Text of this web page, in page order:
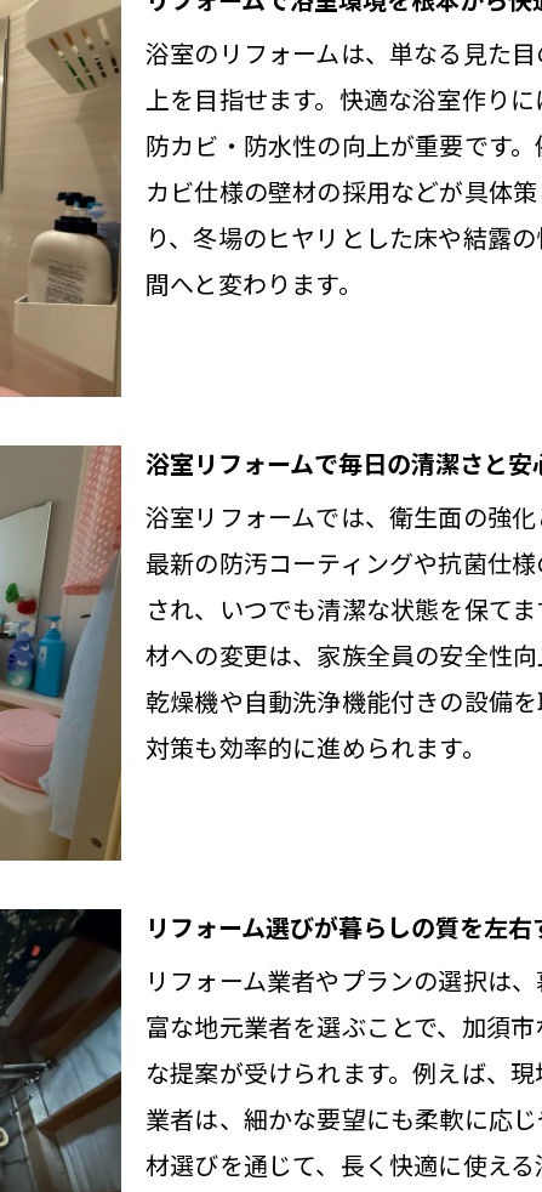
リフォーム需要が高まる加須市の現状と背景
地元で選ばれるリフォーム会社の強みを解説
加須市のリフォーム事例から学ぶ成功の秘訣
リフォームで地域密着サービスを賢く活用
加須市のリフォーム事情と他地域との違い
の浴室を実現するリフォームポイント
理想の浴室へ導くリフォームの重要ポイント
快適な浴室づくりに欠かせないリフォーム手法
リフォーム計画で押さえるべき浴室の機能性
リフォームで叶えるバリアフリー浴室の工夫
省エネも叶う最新リフォーム設備の選び方
リフォームで理想を実現する費用対効果の考え
市でリフォームするなら知っておきたい補助金
リフォーム費用を抑える補助金のポイント解説
加須市のリフォーム補助金制度を徹底調査
補助金活用でリフォーム費用負担を軽減する方法
リフォーム申請で失敗しない補助金手続きの流れ
補助金を利用したリフォームの賢い資金計画
リフォーム補助金の最新情報と今後の動向
さ重視の浴室リフォーム徹底ガイド
リフォームで実現する快適浴室の作り方
浴室の快適性を高めるリフォームアイデア厳選
バリアフリー対応リフォームのポイントを解説
浴室のリフォームは、単なる見た
上を目指せます。快適な浴室作り
防カビ・防水性の向上が重要です
カビ仕様の壁材の採用などが具体
り、冬場のヒヤリとした床や結露
間へと変わります。
浴室リフォームで毎日の清潔さと安
浴室リフォームでは、衛生面の強
最新の防汚コーティングや抗菌仕
され、いつでも清潔な状態を保て
材への変更は、家族全員の安全性
乾燥機や自動洗浄機能付きの設備
対策も効率的に進められます。
リフォーム選びが暮らしの質を左右
リフォーム業者やプランの選択は
富な地元業者を選ぶことで、加須
な提案が受けられます。例えば、
業者は、細かな要望にも柔軟に応
材選びを通じて、長く快適に使え